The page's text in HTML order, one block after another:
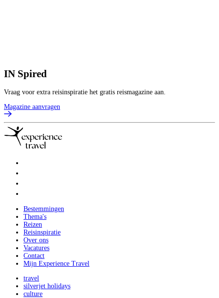
IN Spired
Vraag voor extra reisinspiratie het gratis reismagazine aan.
Magazine aanvragen
Bestemmingen
Thema's
Reizen
Reisinspiratie
Over ons
Vacatures
Contact
Mijn Experience Travel
travel
silverjet holidays
culture